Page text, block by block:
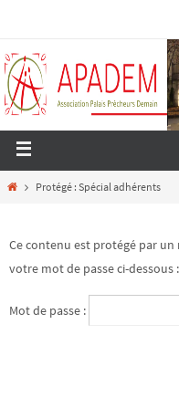
Protégé : Spécial adhérents
Ce contenu est protégé par
votre mot de passe ci-dessous :
Mot de passe :